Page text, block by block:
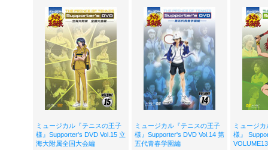
ミュージカル『テニスの王子
様』Supporter's DVD Vol.15 立
海大附属全国大会編
ミュージカル『テニスの王子
様』Supporter's DVD Vol.14 第
五代青春学園編
ミュージ
様』